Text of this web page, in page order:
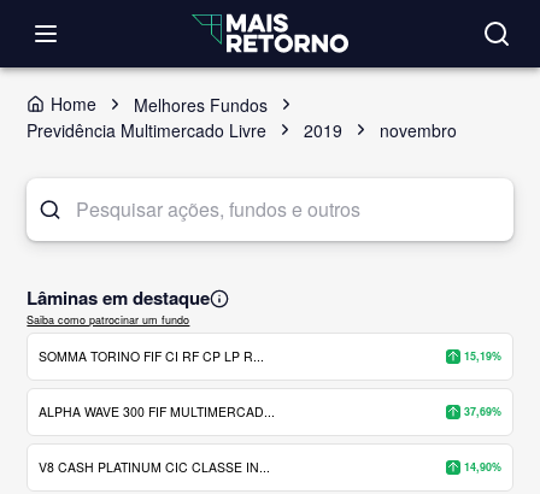
Home
Melhores Fundos
Previdência Multimercado Livre
2019 novembro
Lâminas em destaque
Saiba como patrocinar um fundo
SOMMA TORINO FIF CI RF CP LP R... 15,19%
ALPHA WAVE 300 FIF MULTIMERCAD... 37,69%
V8 CASH PLATINUM CIC CLASSE IN... 14,90%